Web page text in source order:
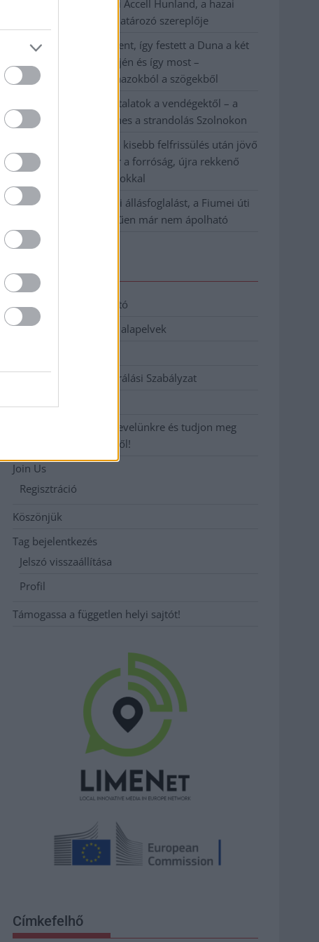
Csődbe ment a tószegi Accell Hunland, a hazai
kerékpárgyártás meghatározó szereplője
Egyszer fent, egyszer lent, így festett a Duna a két
évvel ezelőtti árvíz idején és így most –
fotógyűjtemény ugyanazokból a szögekből
Ilyenek eddig a tapasztalatok a vendégektől – a
hőhullám miatt ingyenes a strandolás Szolnokon
Nem biztató: a hétvégi kisebb felfrissülés után jövő
héten megint visszatér a forróság, újra rekkenő
hőség jön, akár 38 fokokkal
Közzétették a szakértői állásfoglalást, a Fiumei úti
fák többsége szakszerűen már nem ápolható
Adatkezelési tájékoztató
Etikai és függetlenségi alapelvek
Hozzászólási és Moderálási Szabályzat
Iratkozzon fel heti hírlevelünkre és tudjon meg
még többet megyénkről!
Join Us
Regisztráció
Köszönjük
Tag bejelentkezés
Jelszó visszaállítása
Profil
Támogassa a független helyi sajtót!
Címkefelhő